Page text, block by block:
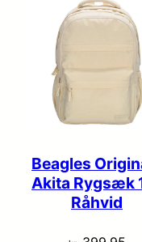
Beagles
Akita Rygsæk
Råhvid